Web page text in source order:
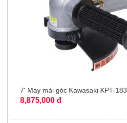
7' Máy mài góc Kawasaki KPT-183
8,875,000 đ